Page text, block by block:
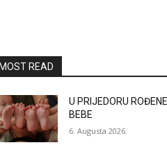
READ
U PRIJEDORU
BEBE
6. Augusta 2026.